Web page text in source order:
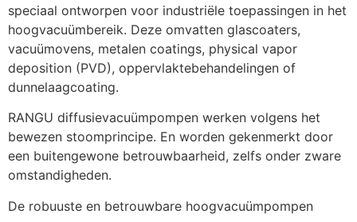
speciaal ontworpen voor industriële toepassingen in het
hoogvacuümbereik. Deze omvatten glascoaters,
vacuümovens, metalen coatings, physical vapor
deposition (PVD), oppervlaktebehandelingen of
dunnelaagcoating.
RANGU diffusievacuümpompen werken volgens het
bewezen stoomprincipe. En worden gekenmerkt door
een buitengewone betrouwbaarheid, zelfs onder zware
omstandigheden.
De robuuste en betrouwbare hoogvacuümpompen